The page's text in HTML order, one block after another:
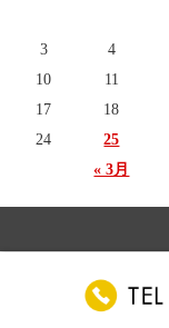
« 3月
3
4
10
11
17
18
24
25